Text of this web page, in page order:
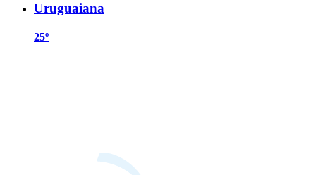
Uruguaiana
25º